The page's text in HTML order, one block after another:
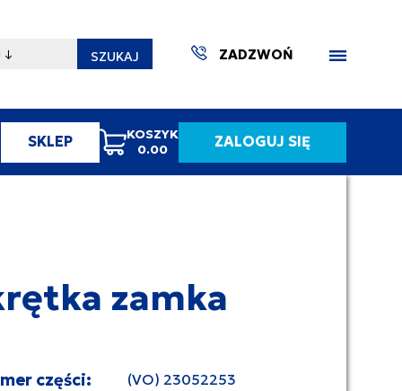
SZUKAJ ZADZWOŃ
SKLEP
KOSZYK
0.00
ZALOGUJ SIĘ
zamka
części: (VO) 23052253